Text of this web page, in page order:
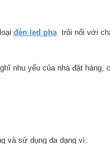
đèn led phatrôi nổi với
nhu yếu của nhà đặt
và sử dụng đa dạng vì: